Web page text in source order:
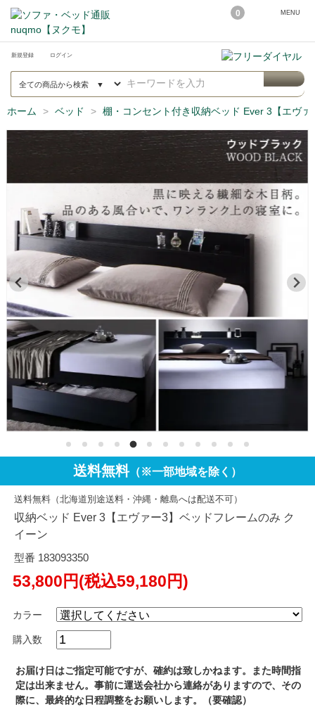
0 MENU
新規登録 ログイン
ホーム ベッド 棚・コンセント付き収納ベッド Ever 3【エヴァ
送料無料（※一部地域を除く）
送料無料（北海道別途送料・沖縄・離島へは配送不可）
収納ベッド Ever 3【エヴァー3】ベッドフレームのみ ク
イーン
型番 183093350
53,800円(税込59,180円)
カラー
購入数
お届け日はご指定可能ですが、確約は致しかねます。また時間指
定は出来ません。事前に運送会社から連絡がありますので、その
際に、最終的な日程調整をお願いします。（要確認）